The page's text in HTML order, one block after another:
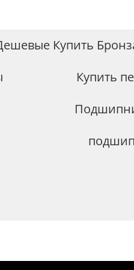
Купить
Купить